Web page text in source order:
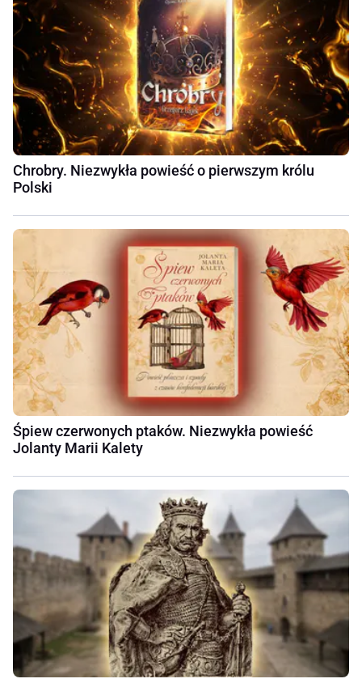
Chrobry. Niezwykła powieść o pierwszym królu
Polski
Śpiew czerwonych ptaków. Niezwykła powieść
Jolanty Marii Kalety